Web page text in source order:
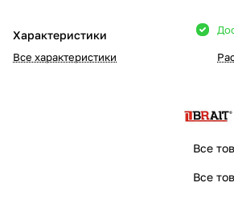
Характеристики
Все характеристики
Все
Все
в корзину
% картой любого банка